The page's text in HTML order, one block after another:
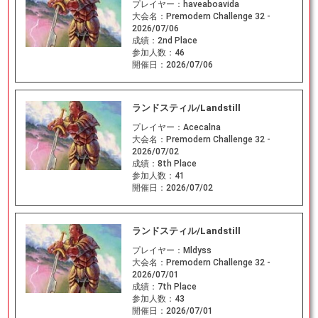
プレイヤー： haveaboavida
大会名： Premodern Challenge 32 -
2026/07/06
成績： 2nd Place
参加人数： 46
開催日： 2026/07/06
ランドスティル/Landstill
プレイヤー： Acecalna
大会名： Premodern Challenge 32 -
2026/07/02
成績： 8th Place
参加人数： 41
開催日： 2026/07/02
ランドスティル/Landstill
プレイヤー： Mldyss
大会名： Premodern Challenge 32 -
2026/07/01
成績： 7th Place
参加人数： 43
開催日： 2026/07/01